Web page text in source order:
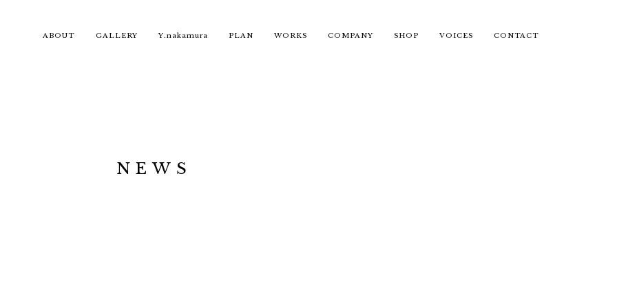
ABOUT GALLERY Y.nakamura PLAN WORKS COMPANY SHOP VOICES CONTACT
NEWS